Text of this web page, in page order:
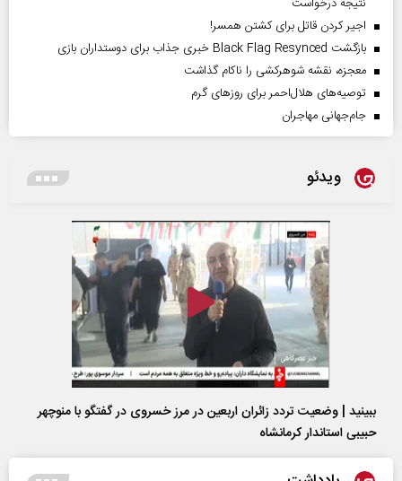
اجیر کردن قاتل برای کشتن همسر!
بازگشت Black Flag Resynced خبری جذاب برای دوستداران بازی
معجزه، نقشه شوهرکشی را ناکام گذاشت
توصیه‌های هلال‌احمر برای روز‌های گرم
جام‌جهانی مهاجران
ویدئو
ببینید | وضعیت تردد زائران اربعین در مرز خسروی در گفتگو با منوچهر
حبیبی استاندار کرمانشاه